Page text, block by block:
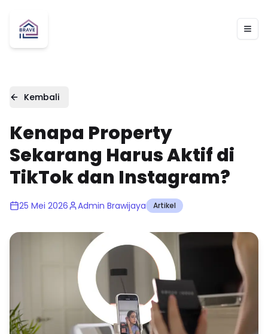
Kembali
Kenapa Property
Sekarang Harus Aktif di
TikTok dan Instagram?
25 Mei 2026 Admin Brawijaya Artikel